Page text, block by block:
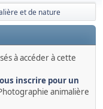
et de nature
à accéder à cette
inscrire pour un
animalière